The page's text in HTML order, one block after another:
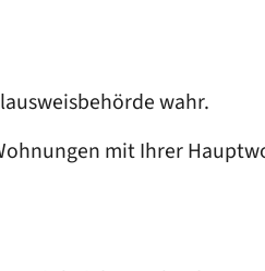
wahr.
mit Ihrer